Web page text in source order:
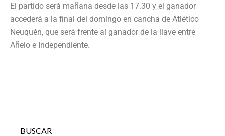
El partido será mañana desde las 17.30 y el ganador
accederá a la final del domingo en cancha de Atlético
Neuquén, que será frente al ganador de la llave entre
Añelo e Independiente.
BUSCAR